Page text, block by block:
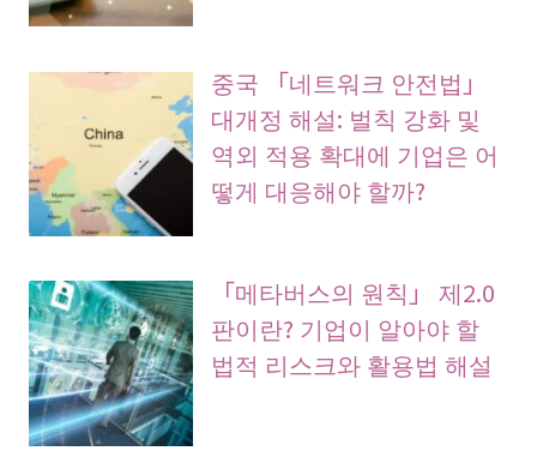
중국 「네트워크 안전법」
대개정 해설: 벌칙 강화 및
역외 적용 확대에 기업은 어
떻게 대응해야 할까?
「메타버스의 원칙」 제2.0
판이란? 기업이 알아야 할
법적 리스크와 활용법 해설